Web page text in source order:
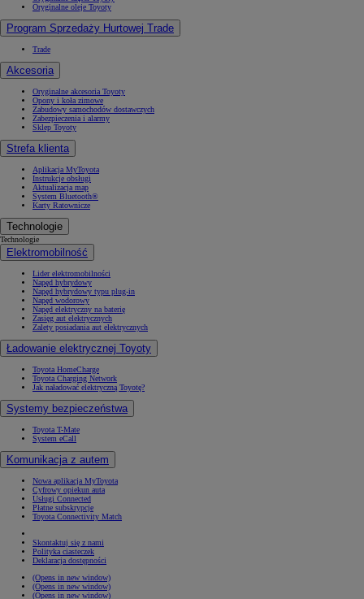
Oryginalne oleje Toyoty
Program Sprzedaży Hurtowej Trade
Trade
Akcesoria
Oryginalne akcesoria Toyoty
Opony i koła zimowe
Zabudowy samochodów dostawczych
Zabezpieczenia i alarmy
Sklep Toyoty
Strefa klienta
Aplikacja MyToyota
Instrukcje obsługi
Aktualizacja map
System Bluetooth®
Karty Ratownicze
Technologie
Technologie
Elektromobilność
Lider elektromobilności
Napęd hybrydowy
Napęd hybrydowy typu plug-in
Napęd wodorowy
Napęd elektryczny na baterię
Zasięg aut elektrycznych
Zalety posiadania aut elektrycznych
Ładowanie elektrycznej Toyoty
Toyota HomeCharge
Toyota Charging Network
Jak naładować elektryczną Toyotę?
Systemy bezpieczeństwa
Toyota T-Mate
System eCall
Komunikacja z autem
Nowa aplikacja MyToyota
Cyfrowy opiekun auta
Usługi Connected
Płatne subskrypcje
Toyota Connectivity Match
Skontaktuj się z nami
Polityka ciasteczek
Deklaracja dostępności
(Opens in new window)
(Opens in new window)
(Opens in new window)